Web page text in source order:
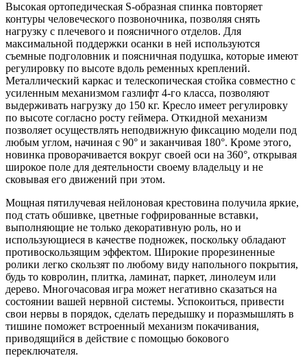
Высокая ортопедическая S-образная спинка повторяет
контуры человеческого позвоночника, позволяя снять
нагрузку с плечевого и поясничного отделов. Для
максимальной поддержки осанки в ней используются
съемные подголовник и поясничная подушка, которые имеют
регулировку по высоте вдоль ременных креплений.
Металлический каркас и телескопическая стойка совместно с
усиленным механизмом газлифт 4-го класса, позволяют
выдерживать нагрузку до 150 кг. Кресло имеет регулировку
по высоте согласно росту геймера. Откидной механизм
позволяет осуществлять неподвижную фиксацию модели под
любым углом, начиная с 90° и заканчивая 180°. Кроме этого,
новинка проворачивается вокруг своей оси на 360°, открывая
широкое поле для деятельности своему владельцу и не
сковывая его движений при этом.
Мощная пятилучевая нейлоновая крестовина получила яркие,
под стать обшивке, цветные гофрированные вставки,
выполняющие не только декоративную роль, но и
использующиеся в качестве подножек, поскольку обладают
противоскользящим эффектом. Широкие прорезиненные
ролики легко скользят по любому виду напольного покрытия,
будь то ковролин, плитка, ламинат, паркет, линолеум или
дерево. Многочасовая игра может негативно сказаться на
состоянии вашей нервной системы. Успокоиться, привести
свои нервы в порядок, сделать передышку и поразмышлять в
тишине поможет встроенный механизм покачивания,
приводящийся в действие с помощью бокового
переключателя.